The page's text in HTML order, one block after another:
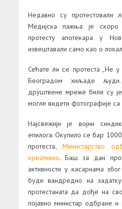
Недавно су протестовали
Медијска пажња је скоро
протесту апотекара у
извештавали само као о
Сећате ли се протеста „Не
Београдом хиљаде
друштвене мреже биле су
могле видети фотографије са
Најсвежији је војни
епилога. Окупило се бар
протеста, Министарство
креативно. Баш за дан
активности у касарнама
буде вандредно на
протестаната да дође на
појавио министар одбране и